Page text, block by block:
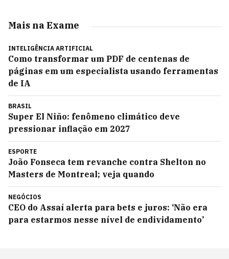
Mais na Exame
INTELIGÊNCIA ARTIFICIAL
Como transformar um PDF de centenas de
páginas em um especialista usando ferramentas
de IA
BRASIL
Super El Niño: fenômeno climático deve
pressionar inflação em 2027
ESPORTE
João Fonseca tem revanche contra Shelton no
Masters de Montreal; veja quando
NEGÓCIOS
CEO do Assaí alerta para bets e juros: ‘Não era
para estarmos nesse nível de endividamento’